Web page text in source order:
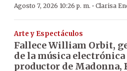
Agosto 7, 2026 10:26 p. m. · Clarisa
Arte y Espectáculos
Fallece William Orbit,
de la música electrónica
productor de Madonna,